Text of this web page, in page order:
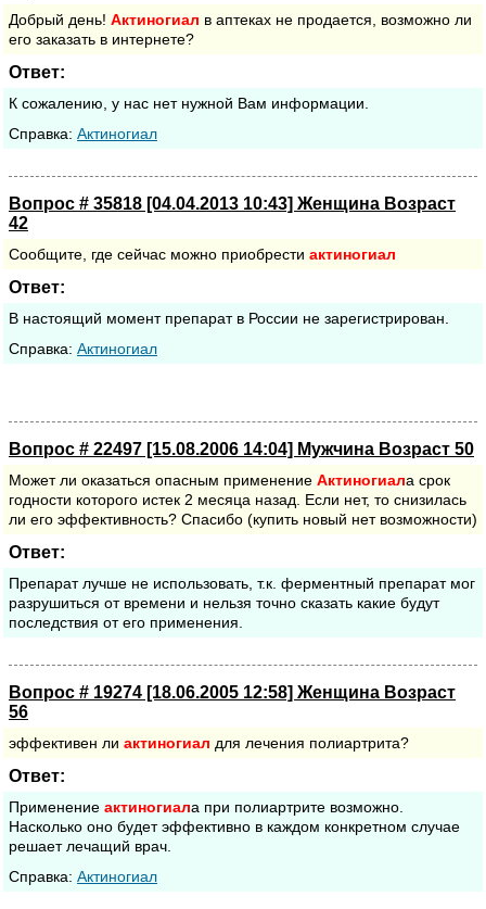
Добрый день! Актиногиал в аптеках не продается, возможно ли
его заказать в интернете?
Ответ:
К сожалению, у нас нет нужной Вам информации.
Cправка: Актиногиал
Вопрос # 35818 [04.04.2013 10:43] Женщина Возраст
42
Сообщите, где сейчас можно приобрести актиногиал
Ответ:
В настоящий момент препарат в России не зарегистрирован.
Cправка: Актиногиал
Вопрос # 22497 [15.08.2006 14:04] Мужчина Возраст 50
Может ли оказаться опасным применение Актиногиала срок
годности которого истек 2 месяца назад. Если нет, то снизилась
ли его эффективность? Спасибо (купить новый нет возможности)
Ответ:
Препарат лучше не использовать, т.к. ферментный препарат мог
разрушиться от времени и нельзя точно сказать какие будут
последствия от его применения.
Вопрос # 19274 [18.06.2005 12:58] Женщина Возраст
56
эффективен ли актиногиал для лечения полиартрита?
Ответ:
Применение актиногиала при полиартрите возможно.
Насколько оно будет эффективно в каждом конкретном случае
решает лечащий врач.
Cправка: Актиногиал